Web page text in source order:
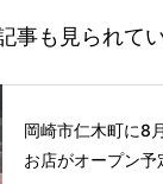
事も見られて
岡崎市仁木町に8
お店がオープン予